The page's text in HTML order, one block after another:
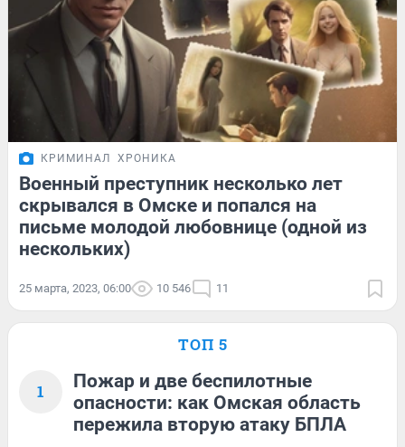
КРИМИНАЛ ХРОНИКА
Военный преступник несколько лет
скрывался в Омске и попался на
письме молодой любовнице (одной из
нескольких)
25 марта, 2023, 06:00 10 546 11
ТОП 5
1
Пожар и две беспилотные
опасности: как Омская область
пережила вторую атаку БПЛА